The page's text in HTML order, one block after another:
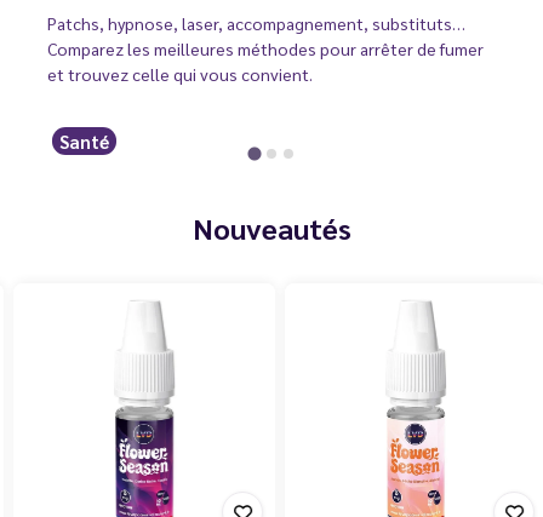
Patchs, hypnose, laser, accompagnement, substituts…
Comparez les meilleures méthodes pour arrêter de fumer
et trouvez celle qui vous convient.
Santé
Nouveautés